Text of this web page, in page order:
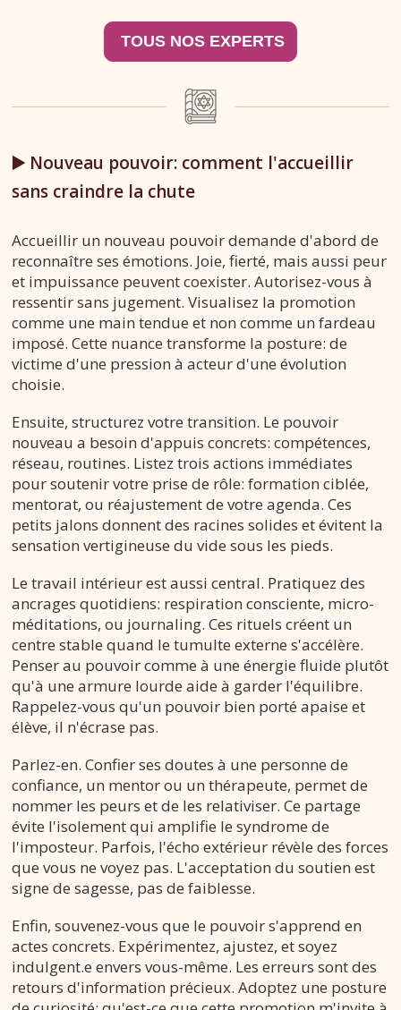
▶️ Nouveau pouvoir: comment l'accueillir
sans craindre la chute
Accueillir un nouveau pouvoir demande d'abord de
reconnaître ses émotions. Joie, fierté, mais aussi peur
et impuissance peuvent coexister. Autorisez-vous à
ressentir sans jugement. Visualisez la promotion
comme une main tendue et non comme un fardeau
imposé. Cette nuance transforme la posture: de
victime d'une pression à acteur d'une évolution
choisie.
Ensuite, structurez votre transition. Le pouvoir
nouveau a besoin d'appuis concrets: compétences,
réseau, routines. Listez trois actions immédiates
pour soutenir votre prise de rôle: formation ciblée,
mentorat, ou réajustement de votre agenda. Ces
petits jalons donnent des racines solides et évitent la
sensation vertigineuse du vide sous les pieds.
Le travail intérieur est aussi central. Pratiquez des
ancrages quotidiens: respiration consciente, micro-
méditations, ou journaling. Ces rituels créent un
centre stable quand le tumulte externe s'accélère.
Penser au pouvoir comme à une énergie fluide plutôt
qu'à une armure lourde aide à garder l'équilibre.
Rappelez-vous qu'un pouvoir bien porté apaise et
élève, il n'écrase pas.
Parlez-en. Confier ses doutes à une personne de
confiance, un mentor ou un thérapeute, permet de
nommer les peurs et de les relativiser. Ce partage
évite l'isolement qui amplifie le syndrome de
l'imposteur. Parfois, l'écho extérieur révèle des forces
que vous ne voyez pas. L'acceptation du soutien est
signe de sagesse, pas de faiblesse.
Enfin, souvenez-vous que le pouvoir s'apprend en
actes concrets. Expérimentez, ajustez, et soyez
indulgent.e envers vous-même. Les erreurs sont des
retours d'information précieux. Adoptez une posture